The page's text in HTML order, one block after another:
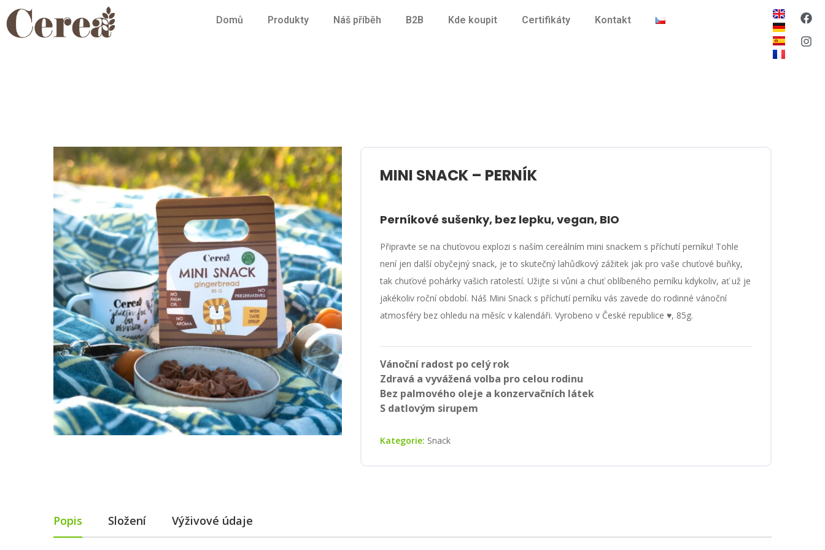
Domů Produkty Náš příběh B2B Kde koupit Certifikáty Kontakt
MINI SNACK – PERNÍK
Perníkové sušenky, bez lepku, vegan, BIO
Připravte se na chuťovou explozi s naším cereálním mini snackem s příchutí perníku! Tohle
není jen další obyčejný snack, je to skutečný lahůdkový zážitek jak pro vaše chuťové buňky,
tak chuťové pohárky vašich ratolestí. Užijte si vůni a chuť oblíbeného perníku kdykoliv, ať už je
jakékoliv roční období. Náš Mini Snack s příchutí perníku vás zavede do rodinné vánoční
atmosféry bez ohledu na měsíc v kalendáři. Vyrobeno v České republice ♥, 85g.
Vánoční radost po celý rok
Zdravá a vyvážená volba pro celou rodinu
Bez palmového oleje a konzervačních látek
S datlovým sirupem
Kategorie: Snack
Popis Složení Výživové údaje